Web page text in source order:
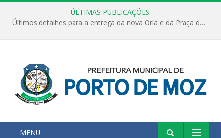
ÚLTIMAS PUBLICAÇÕES:
Últimos detalhes para a entrega da nova Orla e da Praça do Praião
MENU